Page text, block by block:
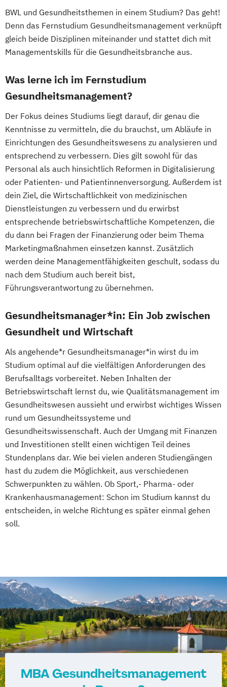
BWL und Gesundheitsthemen in einem Studium? Das geht!
Denn das Fernstudium Gesundheitsmanagement verknüpft
gleich beide Disziplinen miteinander und stattet dich mit
Managementskills für die Gesundheitsbranche aus.
Was lerne ich im Fernstudium
Gesundheitsmanagement?
Der Fokus deines Studiums liegt darauf, dir genau die
Kenntnisse zu vermitteln, die du brauchst, um Abläufe in
Einrichtungen des Gesundheitswesens zu analysieren und
entsprechend zu verbessern. Dies gilt sowohl für das
Personal als auch hinsichtlich Reformen in Digitalisierung
oder Patienten- und Patientinnenversorgung. Außerdem ist
dein Ziel, die Wirtschaftlichkeit von medizinischen
Dienstleistungen zu verbessern und du erwirbst
entsprechende betriebswirtschaftliche Kompetenzen, die
du dann bei Fragen der Finanzierung oder beim Thema
Marketingmaßnahmen einsetzen kannst. Zusätzlich
werden deine Managementfähigkeiten geschult, sodass du
nach dem Studium auch bereit bist,
Führungsverantwortung zu übernehmen.
Gesundheitsmanager*in: Ein Job zwischen
Gesundheit und Wirtschaft
Als angehende*r Gesundheitsmanager*in wirst du im
Studium optimal auf die vielfältigen Anforderungen des
Berufsalltags vorbereitet. Neben Inhalten der
Betriebswirtschaft lernst du, wie Qualitätsmanagement im
Gesundheitswesen aussieht und erwirbst wichtiges Wissen
rund um Gesundheitssysteme und
Gesundheitswissenschaft. Auch der Umgang mit Finanzen
und Investitionen stellt einen wichtigen Teil deines
Stundenplans dar. Wie bei vielen anderen Studiengängen
hast du zudem die Möglichkeit, aus verschiedenen
Schwerpunkten zu wählen. Ob Sport,- Pharma- oder
Krankenhausmanagement: Schon im Studium kannst du
entscheiden, in welche Richtung es später einmal gehen
soll.
MBA Gesundheitsmanagement